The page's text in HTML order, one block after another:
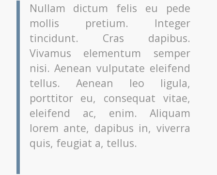
Nullam dictum felis eu pede
mollis pretium. Integer
tincidunt. Cras dapibus.
Vivamus elementum semper
nisi. Aenean vulputate eleifend
tellus. Aenean leo ligula,
porttitor eu, consequat vitae,
eleifend ac, enim. Aliquam
lorem ante, dapibus in, viverra
quis, feugiat a, tellus.